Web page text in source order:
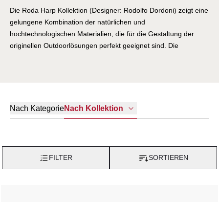
Die Roda Harp Kollektion (Designer: Rodolfo Dordoni) zeigt eine
gelungene Kombination der natürlichen und
hochtechnologischen Materialien, die für die Gestaltung der
originellen Outdoorlösungen perfekt geeignet sind. Die
Nach KategorieNach Kollektion
FILTER SORTIEREN